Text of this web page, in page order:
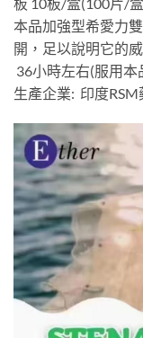
本品加強型希愛力
開，足以說明它的
36小時左右(服用
生產企業: 印度RSM